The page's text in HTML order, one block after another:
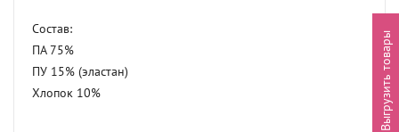
Состав:
ПА 75%
ПУ 15% (эластан)
Хлопок 10%
Выгрузить товары